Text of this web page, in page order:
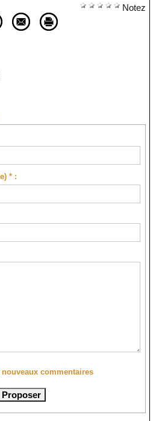
Notez
* :
commentaires